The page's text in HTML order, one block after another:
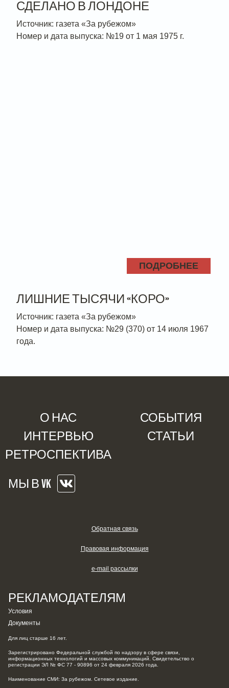
СДЕЛАНО В ЛОНДОНЕ
Источник: газета «За рубежом»
Номер и дата выпуска: №19 от 1 мая 1975 г.
ПОДРОБНЕЕ
ЛИШНИЕ ТЫСЯЧИ «КОРО»
Источник: газета «За рубежом»
Номер и дата выпуска: №29 (370) от 14 июля 1967
года.
О НАС
СОБЫТИЯ
ИНТЕРВЬЮ
СТАТЬИ
РЕТРОСПЕКТИВА
МЫ В VK
РЕКЛАМОДАТЕЛЯМ
Условия
Документы
Обратная связь
Правовая информация
e-mail рассылки
Для лиц старше 16 лет.
Зарегистрировано Федеральной службой по надзору в сфере связи,
информационных технологий и массовых коммуникаций. Свидетельство о
регистрации ЭЛ № ФС 77 - 90896 от 24 февраля 2026 года.
Наименование СМИ: За рубежом. Сетевое издание.